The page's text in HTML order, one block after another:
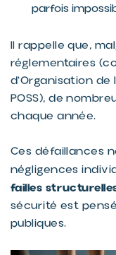
parfois
Il rappelle que,
réglementaires
d'Organisation de
POSS), de
chaque année.
Ces défaillances
négligences
failles
sécurité est
publiques.